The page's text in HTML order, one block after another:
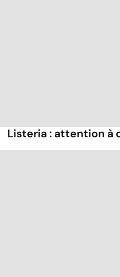
Listeria : attention à